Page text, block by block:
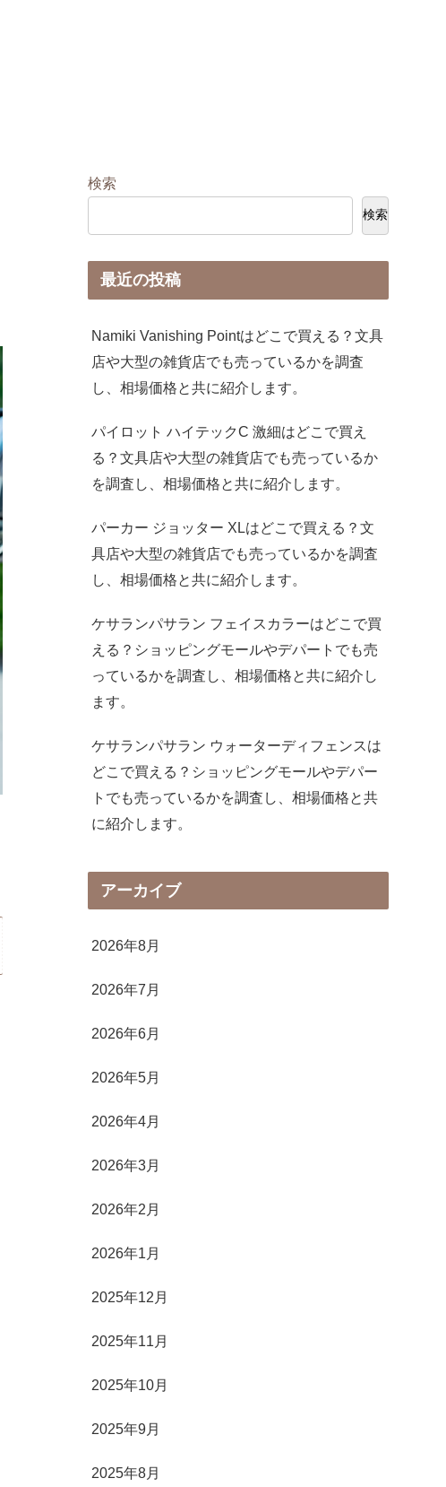
検索
検索
最近の投稿
Namiki Vanishing Pointはどこで買える？文具
店や大型の雑貨店でも売っているかを調査
し、相場価格と共に紹介します。
パイロット ハイテックC 激細はどこで買え
る？文具店や大型の雑貨店でも売っているか
を調査し、相場価格と共に紹介します。
パーカー ジョッター XLはどこで買える？文
具店や大型の雑貨店でも売っているかを調査
し、相場価格と共に紹介します。
ケサランパサラン フェイスカラーはどこで買
える？ショッピングモールやデパートでも売
っているかを調査し、相場価格と共に紹介し
ます。
ケサランパサラン ウォーターディフェンスは
どこで買える？ショッピングモールやデパー
トでも売っているかを調査し、相場価格と共
に紹介します。
アーカイブ
2026年8月
2026年7月
2026年6月
2026年5月
2026年4月
2026年3月
2026年2月
2026年1月
2025年12月
2025年11月
2025年10月
2025年9月
2025年8月